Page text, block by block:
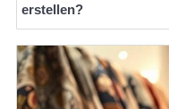
erstellen?